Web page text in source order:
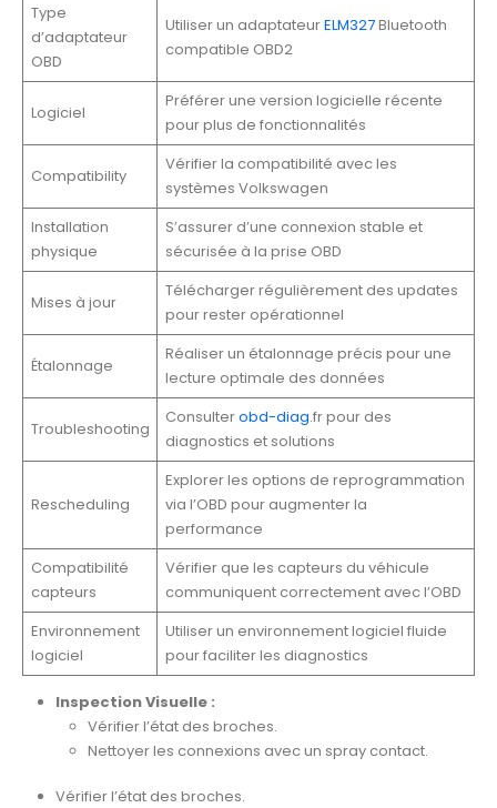
Type
d’adaptateur
OBD
Utiliser un adaptateurELM327Bluetooth
compatible OBD2
Logiciel
Préférer une version logicielle récente
pour plus de fonctionnalités
Compatibility
Vérifier la compatibilité avec les
systèmes Volkswagen
Installation
physique
S’assurer d’une connexion stable et
sécurisée à la prise OBD
Mises à jour
Télécharger régulièrement des updates
pour rester opérationnel
Étalonnage
Réaliser un étalonnage précis pour une
lecture optimale des données
Troubleshooting
Consulterobd-diag.fr pour des
diagnostics et solutions
Rescheduling
Explorer les options de reprogrammation
via l’OBD pour augmenter la
performance
Compatibilité
capteurs
Vérifier que les capteurs du véhicule
communiquent correctement avec l’OBD
Environnement
logiciel
Utiliser un environnement logiciel fluide
pour faciliter les diagnostics
Inspection Visuelle :
Vérifier l’état des broches.
Nettoyer les connexions avec un spray contact.
Vérifier l’état des broches.